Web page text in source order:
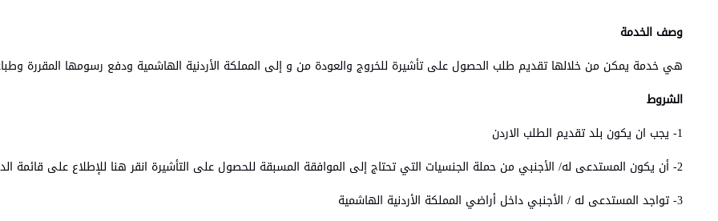
وصف الخدمة
هي خدمة يمكن من خلالها تقديم طلب الحصول على تأشيرة للخروج والعودة من و إلى المملكة الأردنية الهاشمية ودفع رسومها المقررة
الشروط
1- يجب ان يكون بلد تقديم الطلب الاردن
2- أن يكون المستدعى له/ الأجنبي من حملة الجنسيات التي تحتاج إلى الموافقة المسبقة للحصول على التأشيرة
انقر هنا للإطلاع على قائمة
3- تواجد المستدعى له / الأجنبي داخل أراضي المملكة الأردنية الهاشمية